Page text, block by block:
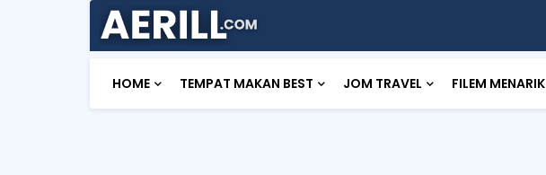
HOME TEMPAT MAKAN BEST JOM TRAVEL FILEM MENARIK